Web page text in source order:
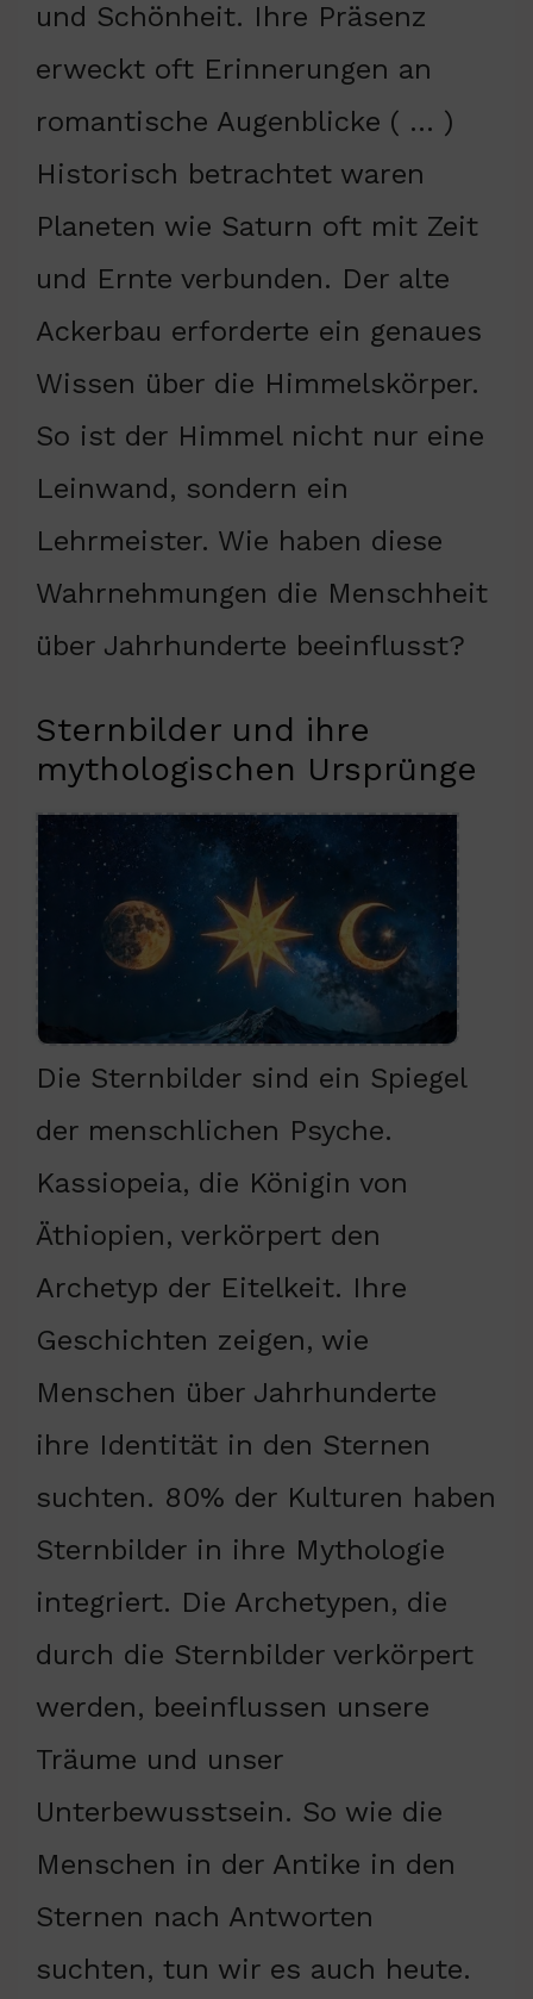
und Schönheit. Ihre Präsenz
erweckt oft Erinnerungen an
romantische Augenblicke ( … )
Historisch betrachtet waren
Planeten wie Saturn oft mit Zeit
und Ernte verbunden. Der alte
Ackerbau erforderte ein genaues
Wissen über die Himmelskörper.
So ist der Himmel nicht nur eine
Leinwand, sondern ein
Lehrmeister. Wie haben diese
Wahrnehmungen die Menschheit
über Jahrhunderte beeinflusst?
Sternbilder und ihre
mythologischen Ursprünge
Die Sternbilder sind ein Spiegel
der menschlichen Psyche.
Kassiopeia, die Königin von
Äthiopien, verkörpert den
Archetyp der Eitelkeit. Ihre
Geschichten zeigen, wie
Menschen über Jahrhunderte
ihre Identität in den Sternen
suchten. 80% der Kulturen haben
Sternbilder in ihre Mythologie
integriert. Die Archetypen, die
durch die Sternbilder verkörpert
werden, beeinflussen unsere
Träume und unser
Unterbewusstsein. So wie die
Menschen in der Antike in den
Sternen nach Antworten
suchten, tun wir es auch heute.